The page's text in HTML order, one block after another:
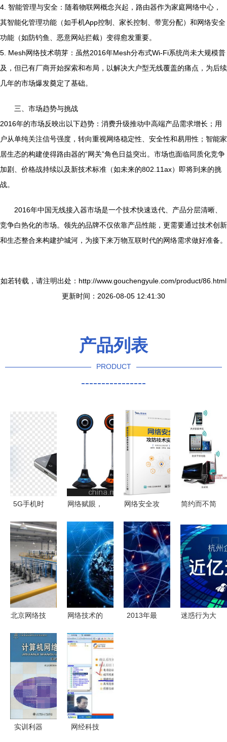
4. 智能管理与安全：随着物联网概念兴起，路由器作为家庭网络中心，
其智能化管理功能（如手机App控制、家长控制、带宽分配）和网络安全
功能（如防钓鱼、恶意网站拦截）变得愈发重要。
5. Mesh网络技术萌芽：虽然2016年Mesh分布式Wi-Fi系统尚未大规模普
及，但已有厂商开始探索和布局，以解决大户型无线覆盖的痛点，为后续
几年的市场爆发奠定了基础。
三、市场趋势与挑战
2016年的市场反映出以下趋势：消费升级推动中高端产品需求增长；用
户从单纯关注信号强度，转向重视网络稳定性、安全性和易用性；智能家
居生态的构建使得路由器的“网关”角色日益突出。市场也面临同质化竞争
加剧、价格战持续以及新技术标准（如未来的802.11ax）即将到来的挑
战。
2016年中国无线接入器市场是一个技术快速迭代、产品分层清晰、
竞争白热化的市场。领先的品牌不仅依靠产品性能，更需要通过技术创新
和生态整合来构建护城河，为接下来万物互联时代的网络需求做好准备。
如若转载，请注明出处：http://www.gouchengyule.com/product/86.html
更新时间：2026-08-05 12:41:30
产品列表
PRODUCT
----------------
5G手机时
4G手机何
去何从？华
为言论让人
安心
网络赋眼，
——朔州市
鼎恒网络技
术的摄像头
直销让利方
案
网络安全攻
洞察网络技
术深层的博
弈
简约而不简
WN336无
线网卡随时
Wi-Fi评测
北京网络技
现状
网络技术的
势解析
2013年最
迷惑行为大
实训利器
网经科技